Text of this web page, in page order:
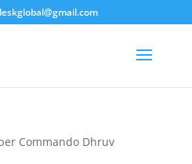
Commando Dhruv